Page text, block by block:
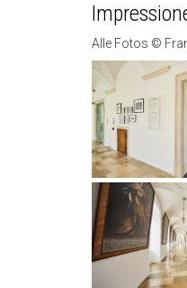
Alle Fotos ©